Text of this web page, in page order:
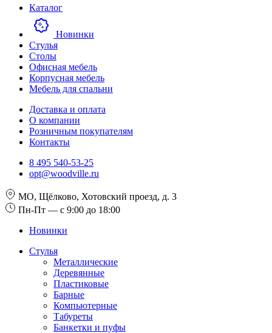
Каталог
Новинки
Стулья
Столы
Офисная мебель
Корпусная мебель
Мебель для спальни
Доставка и оплата
О компании
Розничным покупателям
Контакты
8 495 540-53-25
opt@woodville.ru
МО, Щёлково, Хотовский проезд, д. 3
Пн-Пт — с 9:00 до 18:00
Новинки
Стулья
Металлические
Деревянные
Пластиковые
Барные
Компьютерные
Табуреты
Банкетки и пуфы